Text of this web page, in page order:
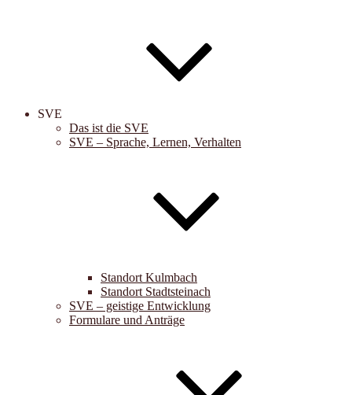
SVE
Das ist die SVE
SVE – Sprache, Lernen, Verhalten
Standort Kulmbach
Standort Stadtsteinach
SVE – geistige Entwicklung
Formulare und Anträge